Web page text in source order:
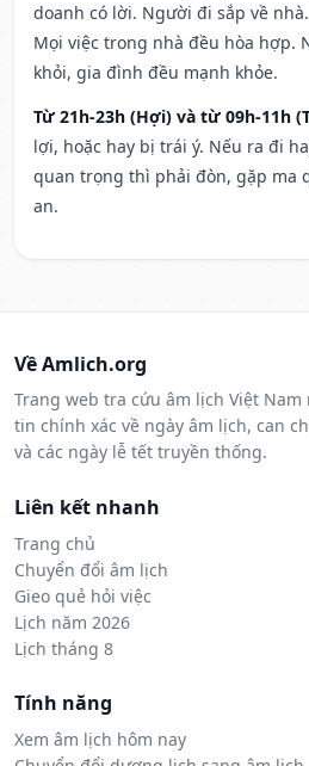
doanh có lời. Người đi sắp về
Mọi việc trong nhà đều hòa hợp.
khỏi, gia đình đều mạnh khỏe.
Từ 21h-23h (Hợi) và từ 09h-11h
lợi, hoặc hay bị trái ý. Nếu ra đi
quan trọng thì phải đòn, gặp ma
an.
Về Amlich.org
Trang web tra cứu âm lịch Việt
tin chính xác về ngày âm lịch, can
và các ngày lễ tết truyền thống.
Liên kết nhanh
Trang chủ
Chuyển đổi âm lịch
Gieo quẻ hỏi việc
Lịch năm 2026
Lịch tháng 8
Tính năng
Xem âm lịch hôm nay